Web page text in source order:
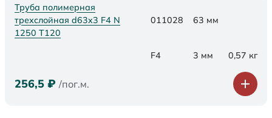
Труба полимерная
трехслойная d63x3 F4 N
1250 Т120
011028 63 мм
F4 3 мм 0,57 кг
256,5 ₽ /пог.м.